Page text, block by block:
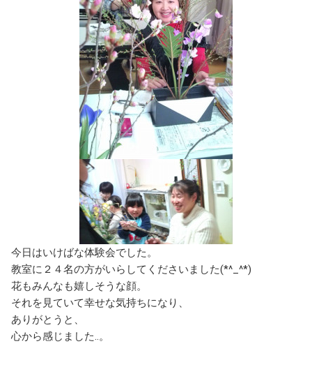
今日はいけばな体験会でした。
教室に２４名の方がいらしてくださいました(*^_^*)
花もみんなも嬉しそうな顔。
それを見ていて幸せな気持ちになり、
ありがとうと、
心から感じました‥。